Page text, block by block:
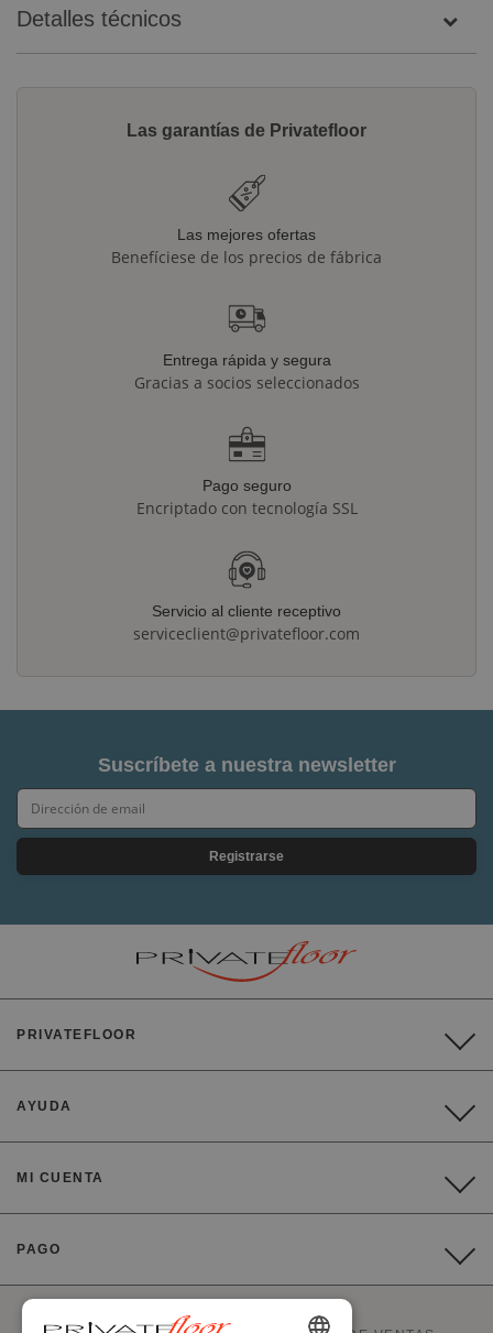
Detalles técnicos
Las garantías de Privatefloor
Las mejores ofertas
Benefíciese de los precios de fábrica
Entrega rápida y segura
Gracias a socios seleccionados
Pago seguro
Encriptado con tecnología SSL
Servicio al cliente receptivo
serviceclient@privatefloor.com
Suscríbete a nuestra newsletter
Registrarse
PRIVATEFLOOR
AYUDA
MI CUENTA
PAGO